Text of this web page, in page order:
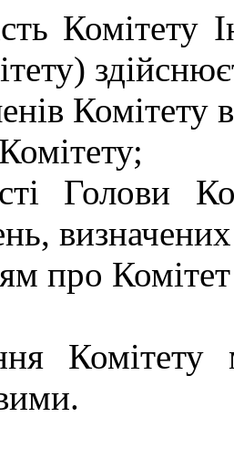
Комітету
Комітету
Голови
про